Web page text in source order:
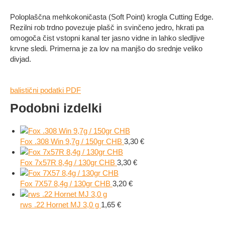
Poloplaščna mehkokoničasta (Soft Point) krogla Cutting Edge.
Rezilni rob trdno povezuje plašč in svinčeno jedro, hkrati pa
omogoča čist vstopni kanal ter jasno vidne in lahko sledljive
krvne sledi. Primerna je za lov na manjšo do srednje veliko
divjad.
balistični podatki PDF
Podobni izdelki
Fox .308 Win 9,7g / 150gr CHB 3,30 €
Fox 7x57R 8,4g / 130gr CHB 3,30 €
Fox 7X57 8,4g / 130gr CHB 3,20 €
rws .22 Hornet MJ 3,0 g 1,65 €